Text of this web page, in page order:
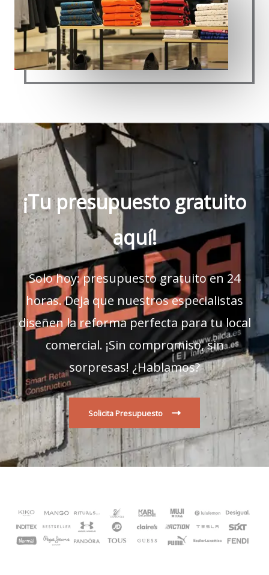
¡Tu presupuesto gratuito
aquí!
Solo hoy: presupuesto gratuito en 24
horas. Deja que nuestros especialistas
diseñen la reforma perfecta para tu local
comercial. ¡Sin compromiso, sin
sorpresas! ¿Hablamos?
Solicita Presupuesto